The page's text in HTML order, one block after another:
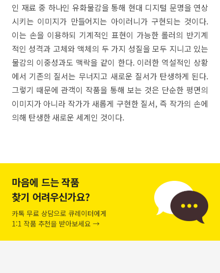
인 재료 중 하나인 유화물감을 통해 현대 디지털 문명을 연상
시키는 이미지가 만들어지는 아이러니가 구현되는 것이다.
이는 손을 이용하되 기계적인 표현이 가능한 롤러의 반기계
적인 성격과 고체와 액체의 두 가지 성질을 모두 지니고 있는
물감의 이중성과도 맥락을 같이 한다. 이러한 역설적인 상황
에서 기존의 질서는 무너지고 새로운 질서가 탄생하게 된다.
그렇기 때문에 관객이 작품을 통해 보는 것은 단순한 평면의
이미지가 아니라 작가가 새롭게 구현한 질서, 즉 작가의 손에
의해 탄생한 새로운 세계인 것이다.
마음에 드는 작품
찾기 어려우신가요?
카톡 무료 상담으로 큐레이터에게
1:1 작품 추천을 받아보세요 →